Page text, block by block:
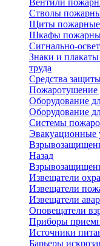
Вентили
Стволы
Щиты пожарные
Шкафы
Сигнально-
Знаки и
труда
Средства
Пожаротушение
Оборудование
Оборудование
Системы
Эвакуационные
Назад
Извещатели
Извещатели
Извещатели
Оповещатели
Приборы
Источники
Барьеры